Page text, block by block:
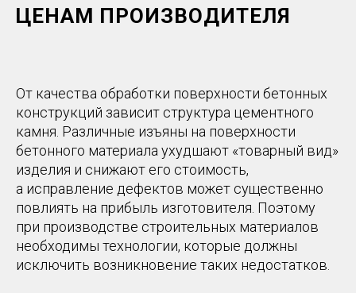
ЦЕНАМ ПРОИЗВОДИТЕЛЯ
От качества обработки поверхности бетонных
конструкций зависит структура цементного
камня. Различные изъяны на поверхности
бетонного материала ухудшают «товарный вид»
изделия и снижают его стоимость,
а исправление дефектов может существенно
повлиять на прибыль изготовителя. Поэтому
при производстве строительных материалов
необходимы технологии, которые должны
исключить возникновение таких недостатков.